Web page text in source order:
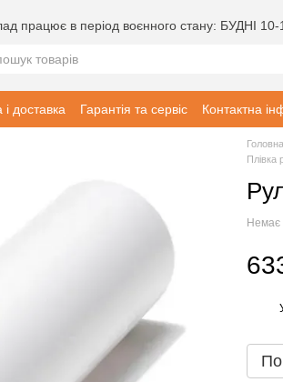
працює в період воєнного стану: БУДНІ 10-
доставка Гарантія та сервіс Контактна
Головна
Плівка
Немає